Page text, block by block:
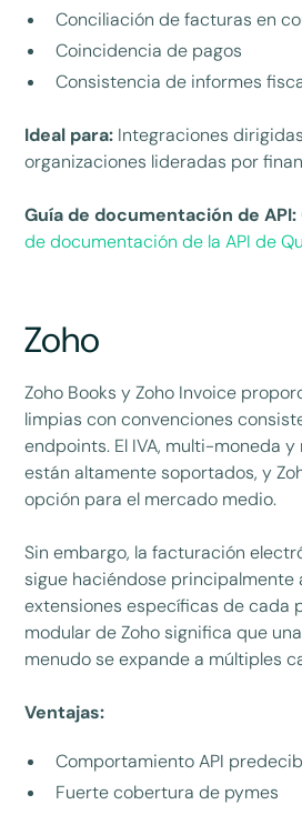
Conciliación de facturas en
Coincidencia de pagos
Consistencia de informes
Ideal para: Integraciones
organizaciones lideradas por
Guía de documentación de API:
de documentación de la API de
Zoho
Zoho Books y Zoho Invoice
limpias con convenciones
endpoints. El IVA, multi-moneda
están altamente soportados, y
opción para el mercado medio.
Sin embargo, la facturación
sigue haciéndose principalmente
extensiones específicas de cada
modular de Zoho significa que
menudo se expande a múltiples
Ventajas:
Comportamiento API
Fuerte cobertura de pymes